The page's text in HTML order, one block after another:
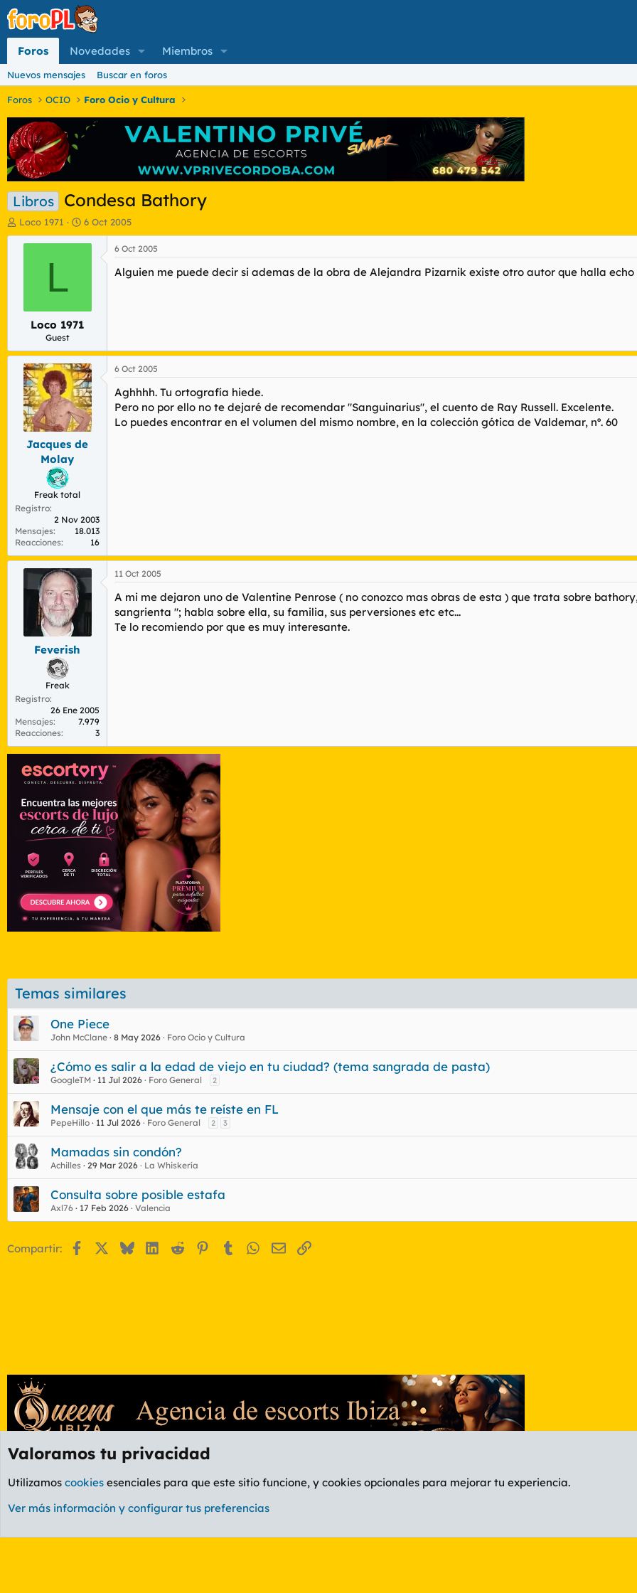
Foros Novedades Miembros
Nuevos mensajes Buscar en foros
Foros OCIO Foro Ocio y Cultura
Libros Condesa Bathory
I
n
o
e
e
m
a
Loco 1971
F
e
c
i
c
i
o
6 Oct 2005
L
Loco 1971
Guest
6 Oct 2005
Alguien me puede decir si ademas de la obra de Alejandra Pizarnik existe otro autor que halla
Jacques de
Molay
Freak total
Registro
2 Nov 2003
Mensajes
18.013
Reacciones
16
6 Oct 2005
Aghhhh. Tu ortografía hiede.
Pero no por ello no te dejaré de recomendar "Sanguinarius", el cuento de Ray Russell. Excelente.
Lo puedes encontrar en el volumen del mismo nombre, en la colección gótica de Valdemar, nº. 60
Feverish
Freak
Registro
26 Ene 2005
Mensajes
7.979
Reacciones
3
11 Oct 2005
A mi me dejaron uno de Valentine Penrose ( no conozco mas obras de esta ) que trata sobre
sangrienta "; habla sobre ella, su familia, sus perversiones etc etc...
Te lo recomiendo por que es muy interesante.
Temas similares
One Piece
John McClane 8 May 2026 Foro Ocio y Cultura
¿Cómo es salir a la edad de viejo en tu ciudad? (tema sangrada de pasta)
GoogleTM 11 Jul 2026 Foro General 2
Mensaje con el que más te reíste en FL
PepeHillo 11 Jul 2026 Foro General 2 3
Mamadas sin condón?
Achilles 29 Mar 2026 La Whiskería
Consulta sobre posible estafa
Axl76 17 Feb 2026 Valencia
Compartir: FacebookBlueskyLinkedIn
Reddit Pinterest
Tumblr WhatsApp
EmailEnlace
Foro Ocio y Cultura
Valoramos tu privacidad
Utilizamos cookies esenciales para que este sitio funcione, y cookies opcionales para mejorar tu experiencia.
Ver más información y configurar tus preferencias